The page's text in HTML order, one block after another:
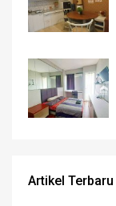
Artikel Terbaru